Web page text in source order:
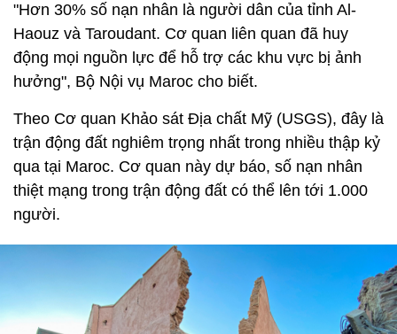
"Hơn 30% số nạn nhân là người dân của tỉnh Al-
Haouz và Taroudant. Cơ quan liên quan đã huy
động mọi nguồn lực để hỗ trợ các khu vực bị ảnh
hưởng", Bộ Nội vụ Maroc cho biết.
Theo Cơ quan Khảo sát Địa chất Mỹ (USGS), đây là
trận động đất nghiêm trọng nhất trong nhiều thập kỷ
qua tại Maroc. Cơ quan này dự báo, số nạn nhân
thiệt mạng trong trận động đất có thể lên tới 1.000
người.